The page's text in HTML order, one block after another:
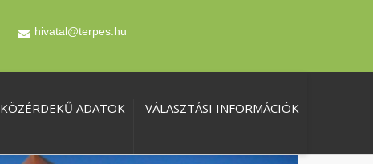
hivatal@terpes.hu
KÖZÉRDEKŰ ADATOK VÁLASZTÁSI INFORMÁCIÓK